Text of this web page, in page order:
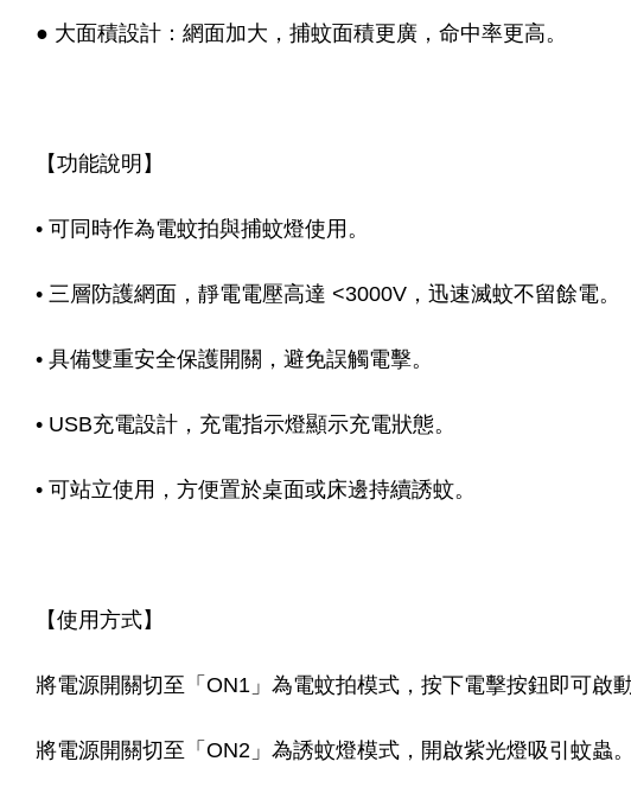
● 大面積設計：網面加大，捕蚊面積更廣，命中率更高。
【功能說明】
• 可同時作為電蚊拍與捕蚊燈使用。
• 三層防護網面，靜電電壓高達 <3000V，迅速滅蚊不留餘電。
• 具備雙重安全保護開關，避免誤觸電擊。
• USB充電設計，充電指示燈顯示充電狀態。
• 可站立使用，方便置於桌面或床邊持續誘蚊。
【使用方式】
將電源開關切至「ON1」為電蚊拍模式，按下電擊按鈕即可啟動
將電源開關切至「ON2」為誘蚊燈模式，開啟紫光燈吸引蚊蟲。